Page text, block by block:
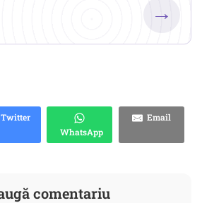
→
Twitter
WhatsApp
Email
comentariu